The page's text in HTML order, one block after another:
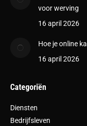
voor werving
16 april 2026
Hoe je online
16 april 2026
Categoriën
Diensten
Bedrijfsleven